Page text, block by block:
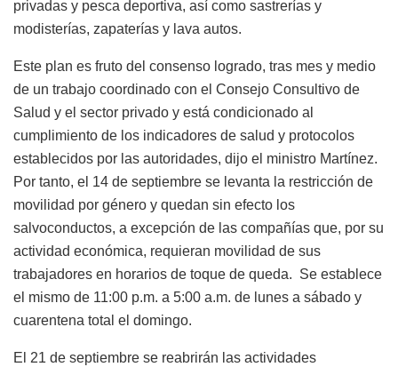
privadas y pesca deportiva, así como sastrerías y
modisterías, zapaterías y lava autos.
Este plan es fruto del consenso logrado, tras mes y medio
de un trabajo coordinado con el Consejo Consultivo de
Salud y el sector privado y está condicionado al
cumplimiento de los indicadores de salud y protocolos
establecidos por las autoridades, dijo el ministro Martínez.
Por tanto, el 14 de septiembre se levanta la restricción de
movilidad por género y quedan sin efecto los
salvoconductos, a excepción de las compañías que, por su
actividad económica, requieran movilidad de sus
trabajadores en horarios de toque de queda. Se establece
el mismo de 11:00 p.m. a 5:00 a.m. de lunes a sábado y
cuarentena total el domingo.
El 21 de septiembre se reabrirán las actividades